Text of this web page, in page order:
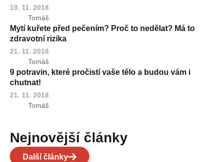
19. 11. 2018
Tomáš
Mytí kuřete před pečením? Proč to nedělat? Má to
zdravotní rizika
21. 11. 2018
Tomáš
9 potravin, které pročistí vaše tělo a budou vám i
chutnat!
21. 11. 2018
Tomáš
Nejnovější články
Další články